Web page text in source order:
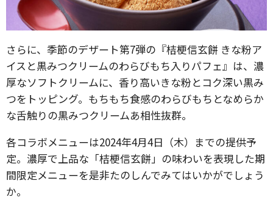
さらに、季節のデザート第7弾の『桔梗信玄餅 きな粉ア
イスと黒みつクリームのわらびもち入りパフェ』は、濃
厚なソフトクリームに、香り高いきな粉とコク深い黒み
つをトッピング。もちもち食感のわらびもちとなめらか
な舌触りの黒みつクリームあ相性抜群。
各コラボメニューは2024年4月4日（木）までの提供予
定。濃厚で上品な「桔梗信玄餅」の味わいを表現した期
間限定メニューを是非たのしんでみてはいかがでしょう
か。